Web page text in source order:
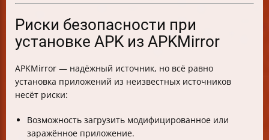
Риски безопасности при
установке APK из APKMirror
APKMirror — надёжный источник, но всё равно
установка приложений из неизвестных источников
несёт риски:
Возможность загрузить модифицированное или
заражённое приложение.